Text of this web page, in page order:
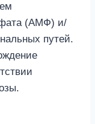
(АМФ) и/
путей.